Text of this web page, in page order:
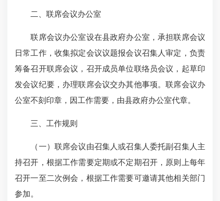
二、联席会议办公室
联席会议办公室设在县政府办公室，承担联席会议
日常工作，收集拟定会议议题报会议召集人审定，负责
筹备召开联席会议，召开成员单位联络员会议，起草印
发会议纪要，办理联席会议交办其他事项。联席会议办
公室不刻印章，因工作需要，由县政府办公室代章。
三、工作规则
（一）联席会议由召集人或召集人委托副召集人主
持召开，根据工作需要定期或不定期召开，原则上每年
召开一至二次例会，根据工作需要可邀请其他相关部门
参加。